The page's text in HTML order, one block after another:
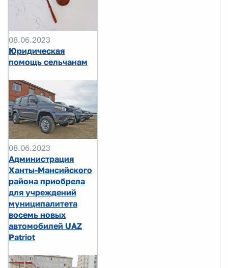
08.06.2023
Юридическая
помощь сельчанам
08.06.2023
Администрация
Ханты-Мансийского
района приобрела
для учреждений
муниципалитета
восемь новых
автомобилей UAZ
Patriot